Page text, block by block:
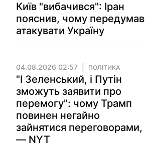
Київ "вибачився": Іран
пояснив, чому передумав
атакувати Україну
04.08.2026 02:57 ПОЛІТИКА
"І Зеленський, і Путін
зможуть заявити про
перемогу": чому Трамп
повинен негайно
зайнятися переговорами,
— NYT